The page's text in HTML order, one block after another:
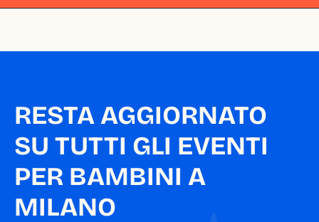
RESTA AGGIORNATO
SU TUTTI GLI EVENTI
PER BAMBINI A
MILANO